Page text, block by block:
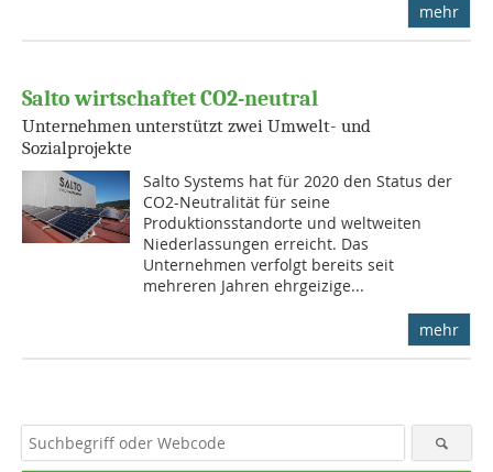
mehr
Salto wirtschaftet CO2-neutral
Unternehmen unterstützt zwei Umwelt- und
Sozialprojekte
Salto Systems hat für 2020 den Status der
CO2-Neutralität für seine
Produktionsstandorte und weltweiten
Niederlassungen erreicht. Das
Unternehmen verfolgt bereits seit
mehreren Jahren ehrgeizige...
mehr